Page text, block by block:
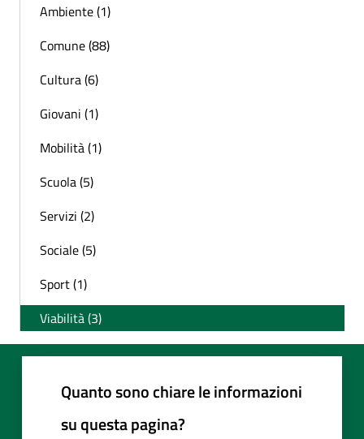
Ambiente (1)
Comune (88)
Cultura (6)
Giovani (1)
Mobilità (1)
Scuola (5)
Servizi (2)
Sociale (5)
Sport (1)
Viabilità (3)
Quanto sono chiare le informazioni
su questa pagina?